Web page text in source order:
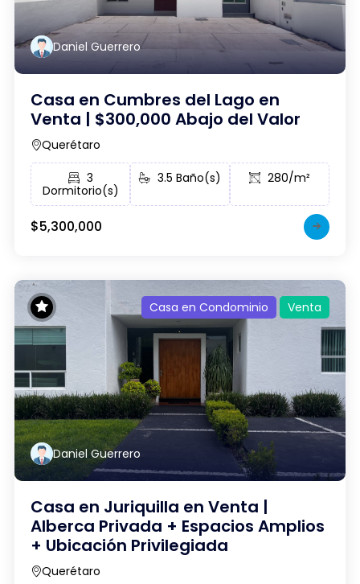
Daniel Guerrero
Casa en Cumbres del Lago en
Venta | $300,000 Abajo del Valor
Querétaro
3
Dormitorio(s)
3.5 Baño(s) 280/m²
$5,300,000
Casa en Condominio Venta
Daniel Guerrero
Casa en Juriquilla en Venta |
Alberca Privada + Espacios Amplios
+ Ubicación Privilegiada
Querétaro